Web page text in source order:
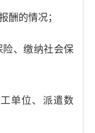
的情况；
、缴纳社会保
单位、派遣数